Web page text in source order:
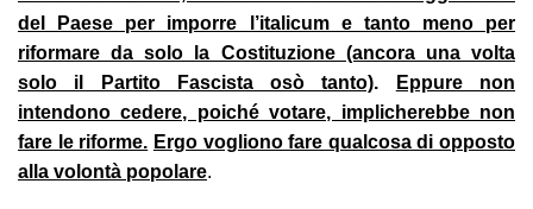
del Paese per imporre l’italicum e tanto meno per
riformare da solo la Costituzione (ancora una volta
solo il Partito Fascista osò tanto).
Eppure non
intendono cedere, poiché votare, implicherebbe non
fare le riforme. Ergo vogliono fare qualcosa di opposto
alla volontà popolare.